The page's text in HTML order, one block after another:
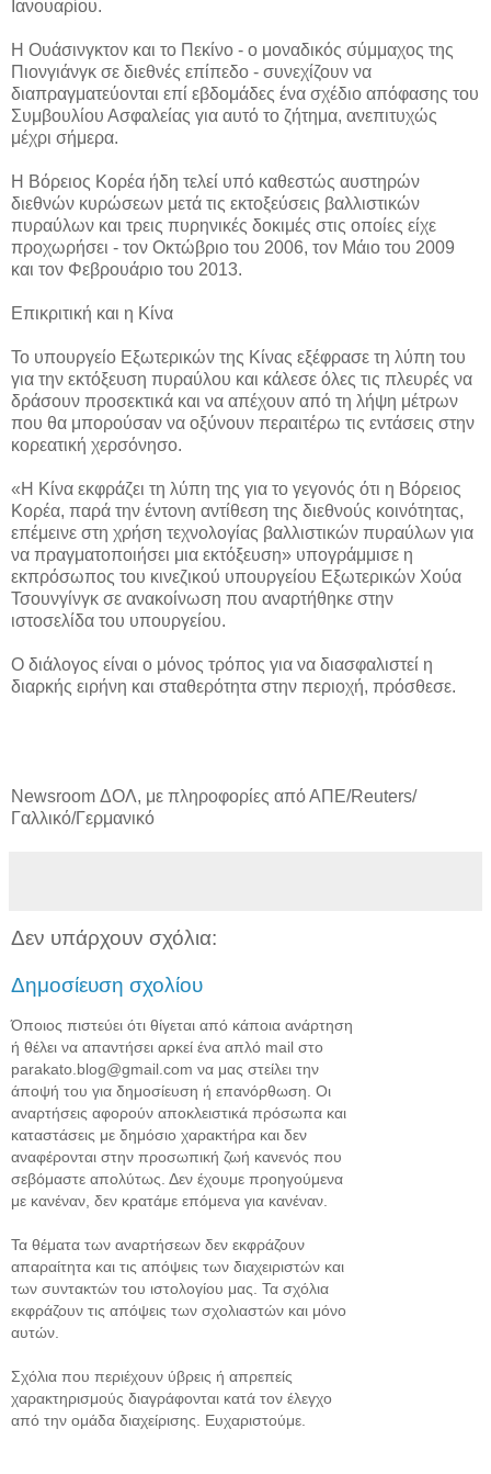
Ιανουαρίου.
Η Ουάσινγκτον και το Πεκίνο - ο μοναδικός σύμμαχος της
Πιονγιάνγκ σε διεθνές επίπεδο - συνεχίζουν να
διαπραγματεύονται επί εβδομάδες ένα σχέδιο απόφασης του
Συμβουλίου Ασφαλείας για αυτό το ζήτημα, ανεπιτυχώς
μέχρι σήμερα.
Η Βόρειος Κορέα ήδη τελεί υπό καθεστώς αυστηρών
διεθνών κυρώσεων μετά τις εκτοξεύσεις βαλλιστικών
πυραύλων και τρεις πυρηνικές δοκιμές στις οποίες είχε
προχωρήσει - τον Οκτώβριο του 2006, τον Μάιο του 2009
και τον Φεβρουάριο του 2013.
Επικριτική και η Κίνα
Το υπουργείο Εξωτερικών της Κίνας εξέφρασε τη λύπη του
για την εκτόξευση πυραύλου και κάλεσε όλες τις πλευρές να
δράσουν προσεκτικά και να απέχουν από τη λήψη μέτρων
που θα μπορούσαν να οξύνουν περαιτέρω τις εντάσεις στην
κορεατική χερσόνησο.
«Η Κίνα εκφράζει τη λύπη της για το γεγονός ότι η Βόρειος
Κορέα, παρά την έντονη αντίθεση της διεθνούς κοινότητας,
επέμεινε στη χρήση τεχνολογίας βαλλιστικών πυραύλων για
να πραγματοποιήσει μια εκτόξευση» υπογράμμισε η
εκπρόσωπος του κινεζικού υπουργείου Εξωτερικών Χούα
Τσουνγίνγκ σε ανακοίνωση που αναρτήθηκε στην
ιστοσελίδα του υπουργείου.
Ο διάλογος είναι ο μόνος τρόπος για να διασφαλιστεί η
διαρκής ειρήνη και σταθερότητα στην περιοχή, πρόσθεσε.
Newsroom ΔΟΛ, με πληροφορίες από ΑΠΕ/Reuters/
Γαλλικό/Γερμανικό
Δεν υπάρχουν σχόλια:
Δημοσίευση σχολίου
Όποιος πιστεύει ότι θίγεται από κάποια ανάρτηση
ή θέλει να απαντήσει αρκεί ένα απλό mail στο
parakato.blog@gmail.com να μας στείλει την
άποψή του για δημοσίευση ή επανόρθωση. Οι
αναρτήσεις αφορούν αποκλειστικά πρόσωπα και
καταστάσεις με δημόσιο χαρακτήρα και δεν
αναφέρονται στην προσωπική ζωή κανενός που
σεβόμαστε απολύτως. Δεν έχουμε προηγούμενα
με κανέναν, δεν κρατάμε επόμενα για κανέναν.
Τα θέματα των αναρτήσεων δεν εκφράζουν
απαραίτητα και τις απόψεις των διαχειριστών και
των συντακτών του ιστολογίου μας. Τα σχόλια
εκφράζουν τις απόψεις των σχολιαστών και μόνο
αυτών.
Σχόλια που περιέχουν ύβρεις ή απρεπείς
χαρακτηρισμούς διαγράφονται κατά τον έλεγχο
από την ομάδα διαχείρισης. Ευχαριστούμε.